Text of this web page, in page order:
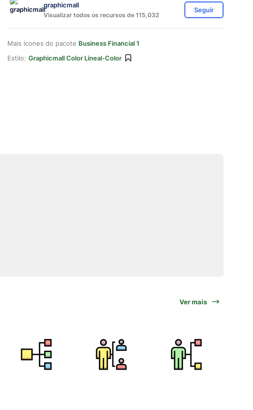
graphicmall
Visualizar todos os recursos de 115,032
Seguir
Mais ícones do pacote Business Financial 1
Estilo: Graphicmall Color Lineal-Color
Ver mais